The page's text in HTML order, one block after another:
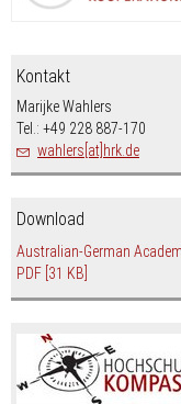
Kontakt
Marijke Wahlers
Tel.: +49 228 887-170
wahlers[at]hrk.de
Download
Australian-German
PDF [31 KB]